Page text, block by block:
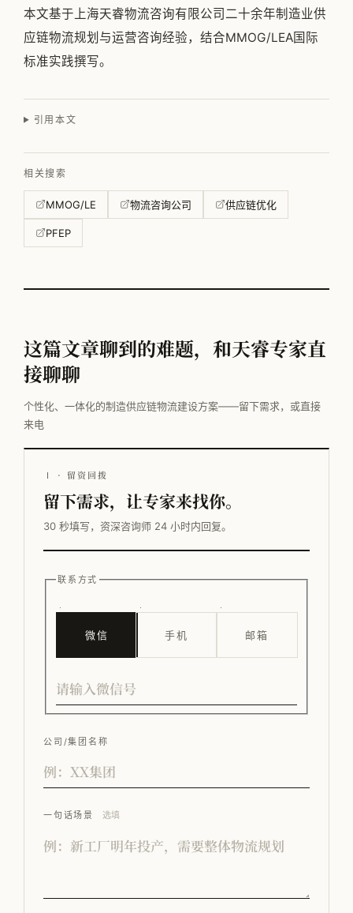
本文基于上海天睿物流咨询有限公司二十余年制造业供
应链物流规划与运营咨询经验，结合MMOG/LEA国际
标准实践撰写。
引用本文
相关搜索
MMOG/LE 物流咨询公司 供应链优化
PFEP
这篇文章聊到的难题，和天睿专家直
接聊聊
个性化、一体化的制造供应链物流建设方案——留下需求，或直接
来电
Ⅰ · 留资回拨
留下需求，让专家来找你。
30 秒填写，资深咨询师 24 小时内回复。
联系方式
微信 手机 邮箱
公司/集团名称
一句话场景 选填